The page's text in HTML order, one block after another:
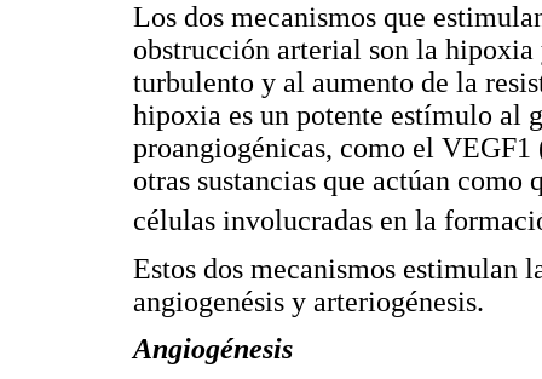
Los dos mecanismos que
obstrucción arterial son la
turbulento y al aumento de la
hipoxia es un potente estímulo al
proangiogénicas, como el VEGF1
otras sustancias que actúan
células involucradas en la
Estos dos mecanismos estimulan
angiogenésis y arteriogénesis.
Angiogénesis